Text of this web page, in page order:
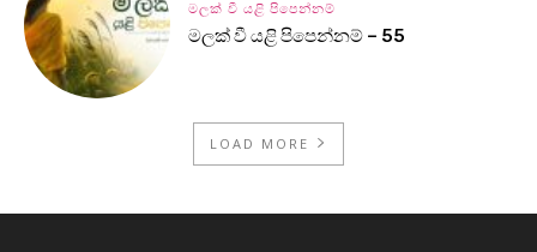
මලක් වී යළි පිපෙන්නම්
මලක් වී යළි පිපෙන්නම් – 55
LOAD MORE